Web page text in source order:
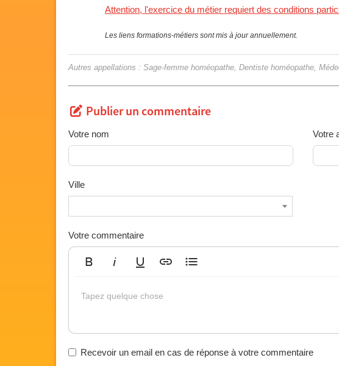
Attention, l'exercice du métier requiert des conditions
Les liens formations-métiers sont mis à jour annuellement.
Autres appellations : Sage-femme homéopathe, Dentiste homéopathe,
Publier un commentaire
Votre nom Votre
Ville
Votre commentaire
Tapez quelque chose
Recevoir un email en cas de réponse à votre commentaire